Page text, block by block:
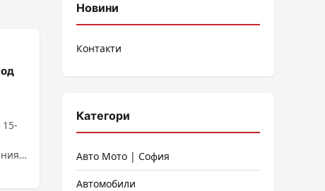
Новини
Контакти
Категори
Авто Мото | София
Автомобили